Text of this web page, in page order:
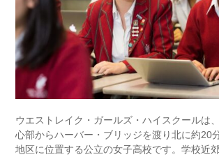
ウエストレイク・ガールズ・ハイスクールは
心部からハーバー・ブリッジを渡り北に約20
地区に位置する公立の女子高校です。学校近